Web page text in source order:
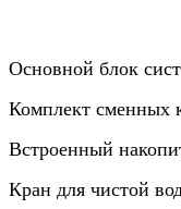
Основной блок
Комплект сменных
Встроенный
Кран для чистой